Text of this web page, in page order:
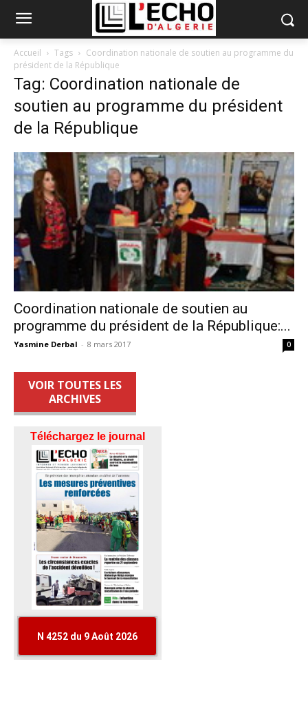
Accueil Tags
Coordination nationale de soutien au programme du
président de la République
Tag: Coordination nationale de
soutien au programme du président
de la République
Coordination nationale de soutien au
programme du président de la République:...
Yasmine Derbal - 8 mars 2017 0
VOIR TOUTES LES
ARCHIVES